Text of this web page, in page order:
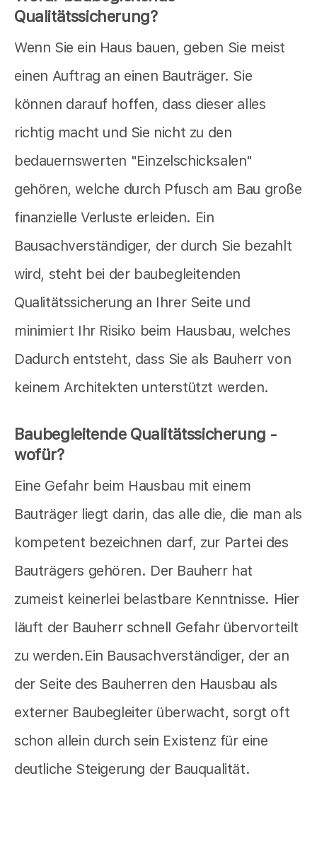
Qualitätssicherung?
Wenn Sie ein Haus bauen, geben Sie meist
einen Auftrag an einen Bauträger. Sie
können darauf hoffen, dass dieser alles
richtig macht und Sie nicht zu den
bedauernswerten "Einzelschicksalen"
gehören, welche durch Pfusch am Bau große
finanzielle Verluste erleiden. Ein
Bausachverständiger, der durch Sie bezahlt
wird, steht bei der baubegleitenden
Qualitätssicherung an Ihrer Seite und
minimiert Ihr Risiko beim Hausbau, welches
Dadurch entsteht, dass Sie als Bauherr von
keinem Architekten unterstützt werden.
Baubegleitende Qualitätssicherung -
wofür?
Eine Gefahr beim Hausbau mit einem
Bauträger liegt darin, das alle die, die man als
kompetent bezeichnen darf, zur Partei des
Bauträgers gehören. Der Bauherr hat
zumeist keinerlei belastbare Kenntnisse. Hier
läuft der Bauherr schnell Gefahr übervorteilt
zu werden.Ein Bausachverständiger, der an
der Seite des Bauherren den Hausbau als
externer Baubegleiter überwacht, sorgt oft
schon allein durch sein Existenz für eine
deutliche Steigerung der Bauqualität.